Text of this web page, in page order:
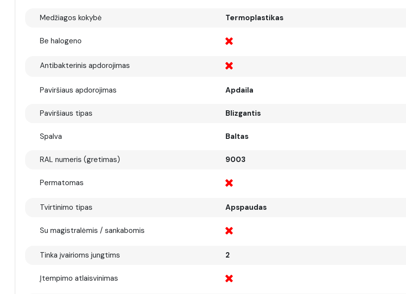
Medžiagos kokybė Termoplastikas
Be halogeno
Antibakterinis apdorojimas
Paviršiaus apdorojimas Apdaila
Paviršiaus tipas Blizgantis
Spalva Baltas
RAL numeris (gretimas) 9003
Permatomas
Tvirtinimo tipas Apspaudas
Su magistralėmis / sankabomis
Tinka įvairioms jungtims 2
Įtempimo atlaisvinimas